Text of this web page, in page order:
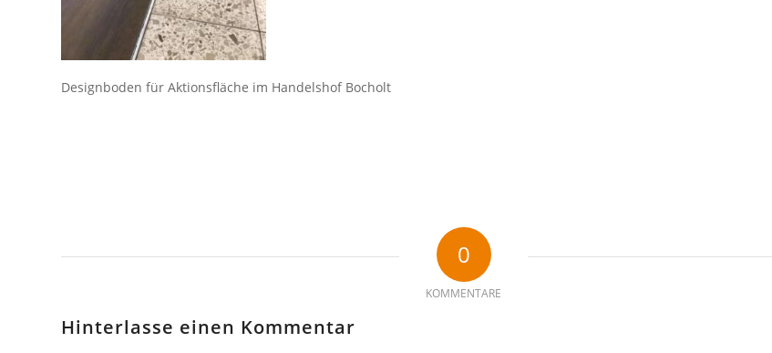
Designboden für Aktionsfläche im Handelshof Bocholt
0
KOMMENTARE
Hinterlasse einen Kommentar